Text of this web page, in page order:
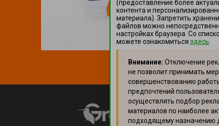
(предоставление более
контента и
материала). Запретить
файлов можно
настройках браузера. Со
можете ознакомиться здесь
Внимание: Отключение
не позволит принимать
совершенствованию
предпочтений
осуществлять подбор
материалов по наиболее
подходящему назначению